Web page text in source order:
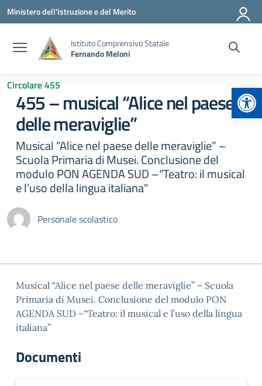
Vai ai contenuti
Vai al menu di navigazione
Vai al footer
Ministero dell'Istruzione e del Merito
Istituto Comprensivo Statale
Fernando Meloni
Circolare 455
455 – musical “Alice nel paese
delle meraviglie”
Musical “Alice nel paese delle meraviglie” –
Scuola Primaria di Musei. Conclusione del
modulo PON AGENDA SUD –“Teatro: il musical
e l’uso della lingua italiana"
Personale scolastico
Musical “Alice nel paese delle meraviglie” – Scuola
Primaria di Musei. Conclusione del modulo PON
AGENDA SUD –“Teatro: il musical e l’uso della lingua
italiana”
Documenti